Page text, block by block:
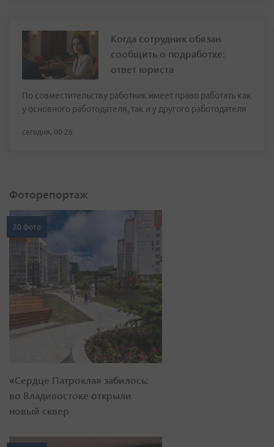
Когда сотрудник обязан
сообщить о подработке:
ответ юриста
По совместительству работник имеет право работать как
у основного работодателя, так и у другого работодателя
сегодня, 00:26
Фоторепортаж
20 фото
«Сердце Патрокла» забилось:
во Владивостоке открыли
новый сквер